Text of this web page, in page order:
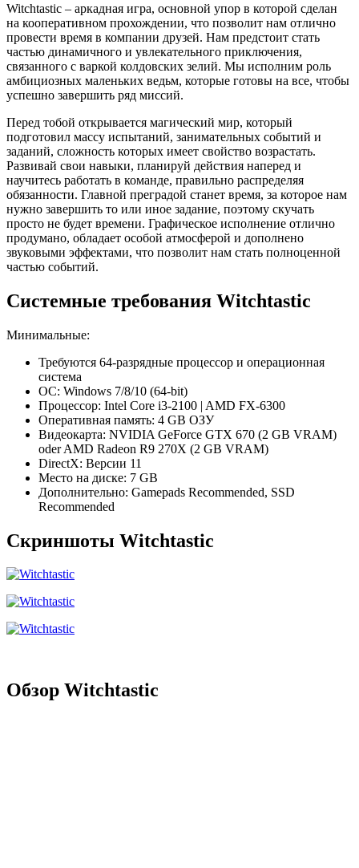
Witchtastic – аркадная игра, основной упор в которой сделан
на кооперативном прохождении, что позволит нам отлично
провести время в компании друзей. Нам предстоит стать
частью динамичного и увлекательного приключения,
связанного с варкой колдовских зелий. Мы исполним роль
амбициозных маленьких ведьм, которые готовы на все, чтобы
успешно завершить ряд миссий.
Перед тобой открывается магический мир, который
подготовил массу испытаний, занимательных событий и
заданий, сложность которых имеет свойство возрастать.
Развивай свои навыки, планируй действия наперед и
научитесь работать в команде, правильно распределяя
обязанности. Главной преградой станет время, за которое нам
нужно завершить то или иное задание, поэтому скучать
просто не будет времени. Графическое исполнение отлично
продумано, обладает особой атмосферой и дополнено
звуковыми эффектами, что позволит нам стать полноценной
частью событий.
Системные требования Witchtastic
Минимальные:
Требуются 64-разрядные процессор и операционная
система
ОС: Windows 7/8/10 (64-bit)
Процессор: Intel Core i3-2100 | AMD FX-6300
Оперативная память: 4 GB ОЗУ
Видеокарта: NVIDIA GeForce GTX 670 (2 GB VRAM)
oder AMD Radeon R9 270X (2 GB VRAM)
DirectX: Версии 11
Место на диске: 7 GB
Дополнительно: Gamepads Recommended, SSD
Recommended
Скриншоты Witchtastic
Обзор Witchtastic